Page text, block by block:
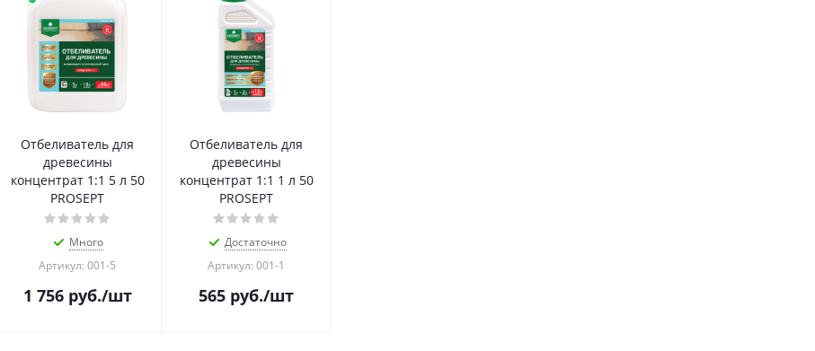
Отбеливатель для
древесины
концентрат 1:1 5 л 50
PROSEPT
Много
Артикул: 001-5
1 756руб./шт
Отбеливатель для
древесины
концентрат 1:1 1 л 50
PROSEPT
Достаточно
Артикул: 001-1
565 руб./шт